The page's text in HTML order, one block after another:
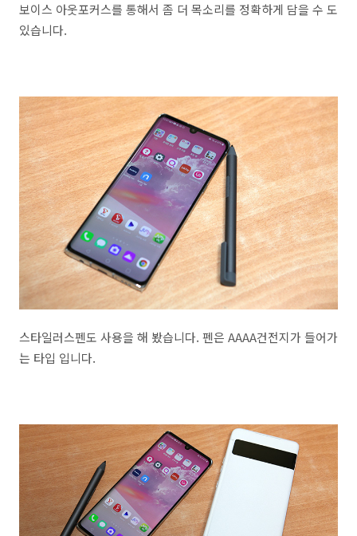
보이스 아웃포커스를 통해서 좀 더 목소리를 정확하게 담을 수 도
있습니다.
스타일러스펜도 사용을 해 봤습니다. 펜은 AAAA건전지가 들어가
는 타입 입니다.